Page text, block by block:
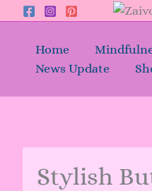
Skip
contentHome
News Update
Stylish